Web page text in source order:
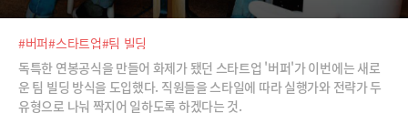
#버퍼#스타트업#팀 빌딩
독특한 연봉공식을 만들어 화제가 됐던 스타트업 '버퍼'가 이번에는 새로
운 팀 빌딩 방식을 도입했다. 직원들을 스타일에 따라 실행가와 전략가 두
유형으로 나눠 짝지어 일하도록 하겠다는 것.